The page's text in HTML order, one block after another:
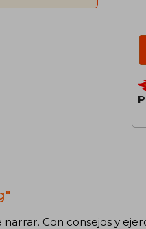
Con consejos y